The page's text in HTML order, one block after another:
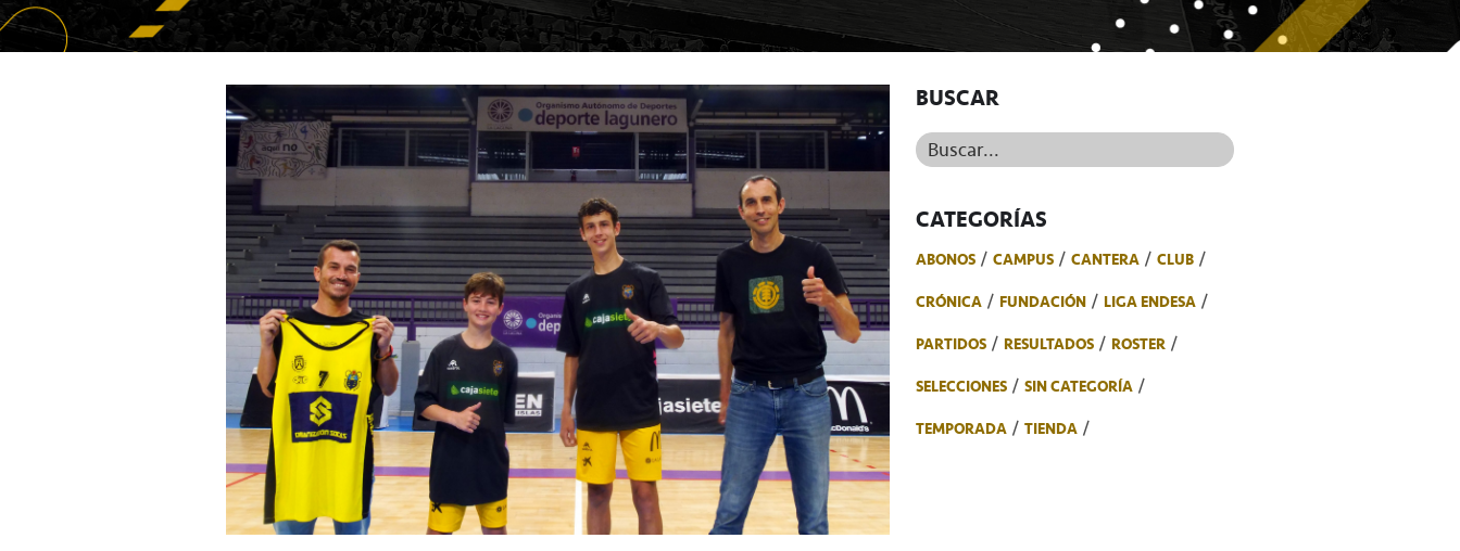
BUSCAR
Buscar...
CATEGORÍAS
ABONOS CAMPUS CANTERA
CLUB
CRÓNICA
FUNDACIÓN
LIGA ENDESA
PARTIDOS
RESULTADOS
ROSTER
SELECCIONES
SIN CATEGORÍA
TEMPORADA
TIENDA